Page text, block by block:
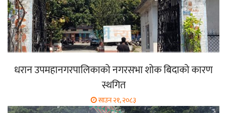
धरान उपमहानगरपालिकाको नगरसभा शोक बिदाको कारण
स्थगित
साउन २१, २०८३